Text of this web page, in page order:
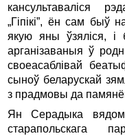
кансультаваліся
„Гіпікі”, ён сам быў
якую яны ўзяліся, і
арганізаваныя ў
своеасаблівай
сыноў беларускай
з прадмовы да
Ян Серадыка
старапольскага